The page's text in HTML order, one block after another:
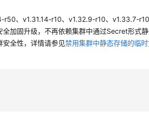
、v1.31.14-r10、v1.32.9-r10、v1.33.7-
全加固升级，不再依赖集群中通过Secret形式
安全性，详情请参见禁用集群中静态存储的临